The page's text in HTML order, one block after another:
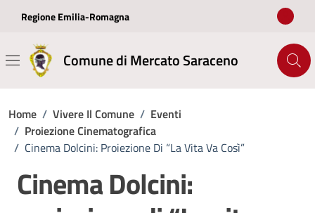
Regione Emilia-Romagna
Comune di Mercato Saraceno
Home / Vivere Il Comune / Eventi
/ Proiezione Cinematografica
/ Cinema Dolcini: Proiezione Di “La Vita Va Così”
Cinema Dolcini: